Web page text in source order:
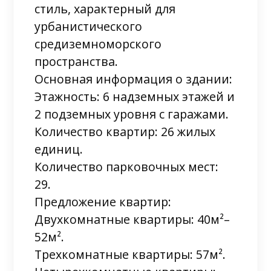
стиль, характерный для
урбанистического
средиземноморского
пространства.
Основная информация о здании:
Этажность: 6 надземных этажей и
2 подземных уровня с гаражами.
Количество квартир: 26 жилых
единиц.
Количество парковочных мест:
29.
Предложение квартир:
Двухкомнатные квартиры: 40м²–
52м².
Трехкомнатные квартиры: 57м².